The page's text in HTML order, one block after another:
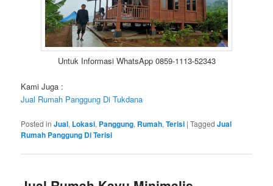
Untuk Informasi WhatsApp 0859-1113-52343
Kami Juga :
Jual Rumah Panggung Di Tukdana
Posted in Jual, Lokasi, Panggung, Rumah,Terisi |Tagged Jual
Rumah Panggung Di Terisi